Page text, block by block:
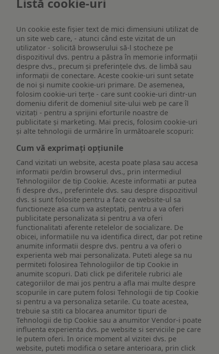
Un cookie este fişier text de mici dimensiuni utilizat de
un site web care, - atunci când este vizitat de un
utilizator - solicită browserului să-l stocheze pe
dispozitivul dvs. pentru a păstra în memorie informații
despre dvs., precum și preferințele dvs. de limbă sau
informații de conectare. Aceste cookie-uri sunt setate
de noi și numite cookie-uri primare. De asemenea,
folosim cookie-uri terțe - care sunt cookie-uri dintr-un
domeniu diferit de domeniul site-ului web pe care îl
vizitați - pentru a sprijini eforturile noastre de
publicitate și marketing. Mai precis, folosim cookie-uri
și alte tehnologii de urmărire în următoarele scopuri:
Cum vă exprimați opțiunile
Cand vizitati un website, acesta poate plasa sau accesa
informatii pe/din browserul dvs., prin intermediul
Tehnologiilor de tip Cookie. Aceste informatii ar putea
fi despre dvs., preferintele dvs. sau despre dispozitivul
dvs. si sunt folosite pentru a face ca website-ul sa
functioneze asa cum va asteptati, pentru a va oferi
publicitate personalizata si pentru a va oferi
functionalitati aferente retelelor de socializare. De
obicei, informatiile nu va identifica direct, dar pot retine
anumite informatii despre dvs. pentru a va oferi o
experienta web mai personalizata. Puteti alege sa nu
permiteti folosirea Tehnologiilor de tip Cookie in
anumite scopuri. Dati click pe diferitele rubrici ale
categoriilor de mai jos pentru a afla mai multe despre
scopurile in care putem folosi Tehnologii de tip Cookie
si pentru a va personaliza setarile. Cu toate acestea,
trebuie sa stiti ca blocarea anumitor tipuri de
Tehnologii de tip Cookie sau a anumitor Vendor-i poate
influenta experienta dvs. pe website si serviciile pe care
le putem oferi. In orice moment al vizitei dvs. pe
website, puteti modifica o setare anterioara, prin click